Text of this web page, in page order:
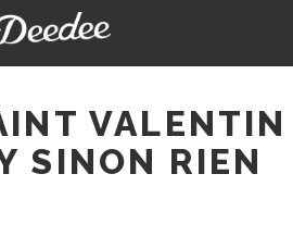
VALENTIN
SINON RIEN